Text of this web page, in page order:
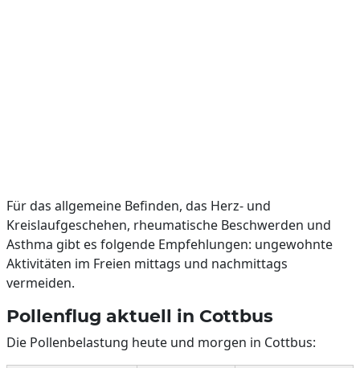
Für das allgemeine Befinden, das Herz- und
Kreislaufgeschehen, rheumatische Beschwerden und
Asthma gibt es folgende Empfehlungen: ungewohnte
Aktivitäten im Freien mittags und nachmittags
vermeiden.
Pollenflug aktuell in Cottbus
Die Pollenbelastung heute und morgen in Cottbus: